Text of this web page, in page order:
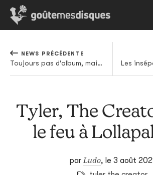
NEWS PRÉCÉDENTE
Toujours pas d'album, mais bien un nouvel os à ronger pour Tierra Whack
Tyler, The
le feu à
parLudo, le 3 août